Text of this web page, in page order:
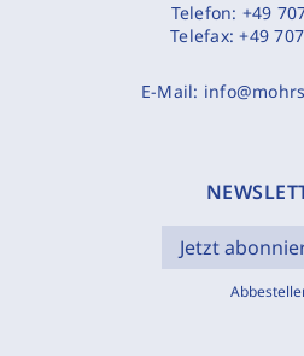
Telefon: +49
Telefax:+49
E-Mail:
Jetzt